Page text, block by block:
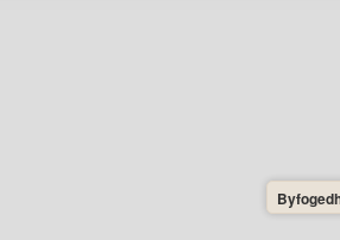
er lørdag ankomst-/afrejsedag. I
ankomstdagen. Afrejse senest kl.